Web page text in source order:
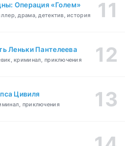
Операция «Голем»
драма, детектив, история
Леньки Пантелеева
криминал, приключения
Цивиля
приключения